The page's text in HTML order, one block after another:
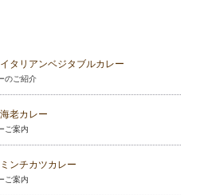
タリアンベジタブルカレー
のご紹介
老カレー
ご案内
ンチカツカレー
ご案内